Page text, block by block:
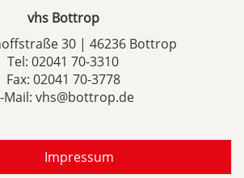
vhs Bottrop
30 | 46236 Bottrop
Tel: 02041 70-3310
Fax: 02041 70-3778
Mail: vhs@bottrop.de
Impressum